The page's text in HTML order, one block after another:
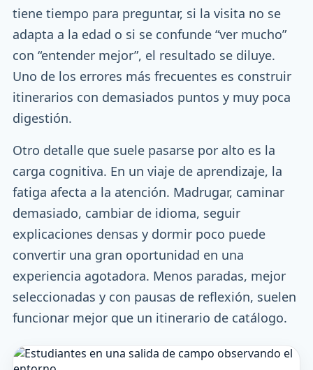
tiene tiempo para preguntar, si la visita no se
adapta a la edad o si se confunde “ver mucho”
con “entender mejor”, el resultado se diluye.
Uno de los errores más frecuentes es construir
itinerarios con demasiados puntos y muy poca
digestión.
Otro detalle que suele pasarse por alto es la
carga cognitiva. En un viaje de aprendizaje, la
fatiga afecta a la atención. Madrugar, caminar
demasiado, cambiar de idioma, seguir
explicaciones densas y dormir poco puede
convertir una gran oportunidad en una
experiencia agotadora. Menos paradas, mejor
seleccionadas y con pausas de reflexión, suelen
funcionar mejor que un itinerario de catálogo.